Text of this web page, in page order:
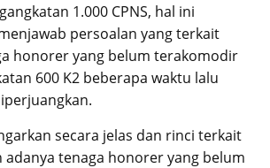
1.000 CPNS, hal ini
persoalan yang terkait
honorer yang belum terakomodir
600 K2 beberapa waktu lalu
secara jelas dan rinci terkait
adanya tenaga honorer yang belum